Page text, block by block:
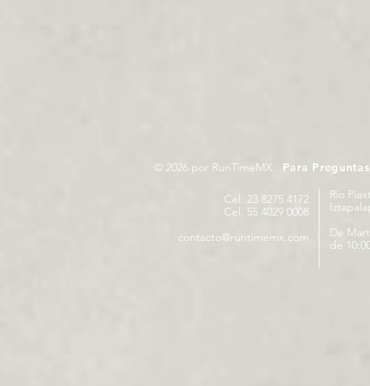
© 2026 por RunTimeMX. Para
Rio
De
de
Cel. 23 8275 4172
Cel. 55 4029 0008
contacto@runtimemx.com